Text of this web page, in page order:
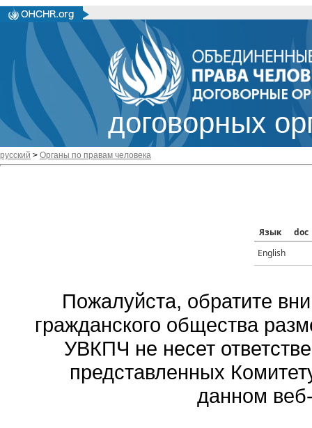
договорных
русский > Органы по правам человека
Язык
doc
English
Пожалуйста, обратите
гражданского общества
УВКПЧ не несет
представленных
данном